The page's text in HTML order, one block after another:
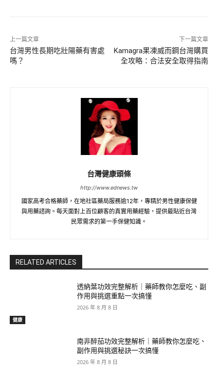
上一篇文章
台灣男性長期吃壯陽藥有害處
嗎？
下一篇文章
Kamagra果凍威而鋼台灣購買
全攻略：合法安全取得指南
台灣健康頭條
http://www.ednews.tw
國家高考合格藥師，在地社區藥局服務逾12年，專精於男性健康保健
與用藥諮詢。每天面對上百位顧客的真實用藥經驗，提供最貼近台灣
民眾需求的第一手保健知識。
RELATED ARTICLES
健康
透納葉功效完整解析｜藥師教你怎麼吃、副
作用與挑選重點一次搞懂
2026 年 8 月 8 日
南非醉茄功效完整解析｜藥師教你怎麼吃、
副作用與挑選秘訣一次搞懂
2026 年 8 月 8 日